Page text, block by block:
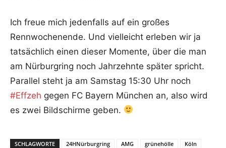
Ich freue mich jedenfalls auf ein großes
Rennwochenende. Und vielleicht erleben wir ja
tatsächlich einen dieser Momente, über die man
am Nürburgring noch Jahrzehnte später spricht.
Parallel steht ja am Samstag 15:30 Uhr noch
#Effzeh gegen FC Bayern München an, also wird
es zwei Bildschirme geben.
SCHLAGWORTE 24HNürburgring AMG grünehölle
Köln